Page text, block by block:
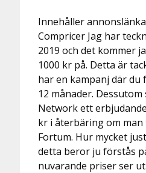
Innehåller
Compricer Jag har
2019 och det kommer
1000 kr på. Detta är
har en kampanj där du
12 månader. Dessutom
Network ett
kr i återbäring om man
Fortum. Hur mycket
detta beror ju förstås
nuvarande priser ser